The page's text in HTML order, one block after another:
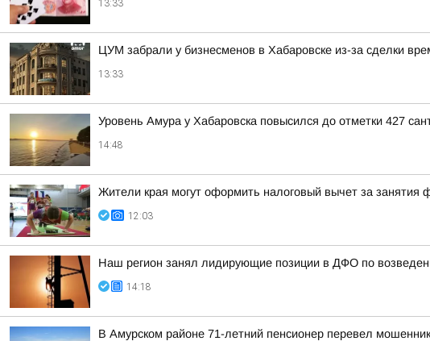
13:33
ЦУМ забрали у бизнесменов в Хабаровске из-за сделки
13:33
Уровень Амура у Хабаровска повысился до отметки 427
14:48
Жители края могут оформить налоговый вычет за занятия
12:03
Наш регион занял лидирующие позиции в ДФО по
14:18
В Амурском районе 71-летний пенсионер перевел